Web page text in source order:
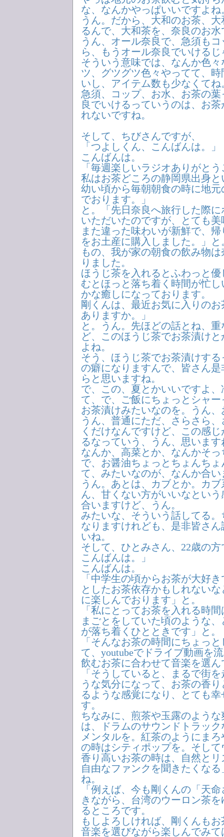
な、なんかやっぱいいですよね
うん。だから、大和のお茶、
るんで、大和茶を、奈良のお
うん、オール奈良で、急須も
ら、もうオール奈良でいける
そういう意味では、なんか色
ツ、グツグツ色々やってて、
いし、アイテム数も少なくてね
急須、コップ、お水、お茶の
良でいけるっていうのは、お
れないですね。
そして、ちびさんですが、
「つよしくん、こんばんは。」
こんばんは。
「毎週楽しいラジオありがと
私はお茶どころの静岡県出身
幼い頃から毎朝朝食の時に地
でおります。」
と。「先日奈良へ旅行した際
いただいたのですが、とても
また違った味わいが新鮮で、
をお土産に購入しました。」
もの、我が家の朝食の飲み物
りました。
ほうじ茶を入れるとふわっと
むとほっと落ち着く時間が忙
かな癒しになっております。
剛くんは、最近お気に入りの
ありますか。」
と。うん。先ほどの話とね、
ど、このほうじ茶でお茶漬け
よね。
そう、ほうじ茶でお茶漬けす
の癖になりますんで、皆さん
らと思いますね。
で、この、夏とかいいですよ
て、で、ご飯にちょっとシャ
お茶漬けみたいなのを。うん
うん、普通にただ、さらさら
くだけなんですけど、この感
るなっていう、うん、思います
なんか、高菜とか、なんかそ
で、お醤油ちょっとちょんち
て、みたいなのが、なんか合い
うん。あとは、カブとか。カ
ん、甘くない方がいいなとい
合いますけど、うん。
みたいな、そういう話してる
なりますけれども、是非皆さ
いね。
そして、ひとみさん、22歳の
こんばんは。」
こんばんは。
「中学生の頃からお茶が大好
としたお茶依存かもしれない
に楽しんでおります」と。
「私にとってお茶を入れる時
まごとをしていた頃のような
が落ち着くひとときです」と。
「そんなお茶の時間にちょっ
て、youtubeでドライブ動画を
飲むお茶に合わせて音楽を選
「そうしていると、まるで街
うな気分になって、お茶の香
るような感覚になり、とても
す。
ちなみに、煎茶や玉露のよう
は、ドラムのサウンドトラッ
メンタルを。紅茶のようにま
の時はシティポップを。そし
香り高いお茶の時は、自然と
自由なファンクを聞きたくな
ね。
「例えば、今も剛くんの「天
きながら、台湾のウーロン茶
るところです。
もしよろしければ、剛くんも
音楽を選びながら楽しんでみ